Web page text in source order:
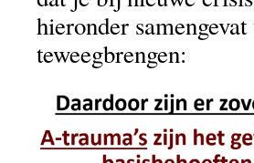
hieronder
teweegbrengen: